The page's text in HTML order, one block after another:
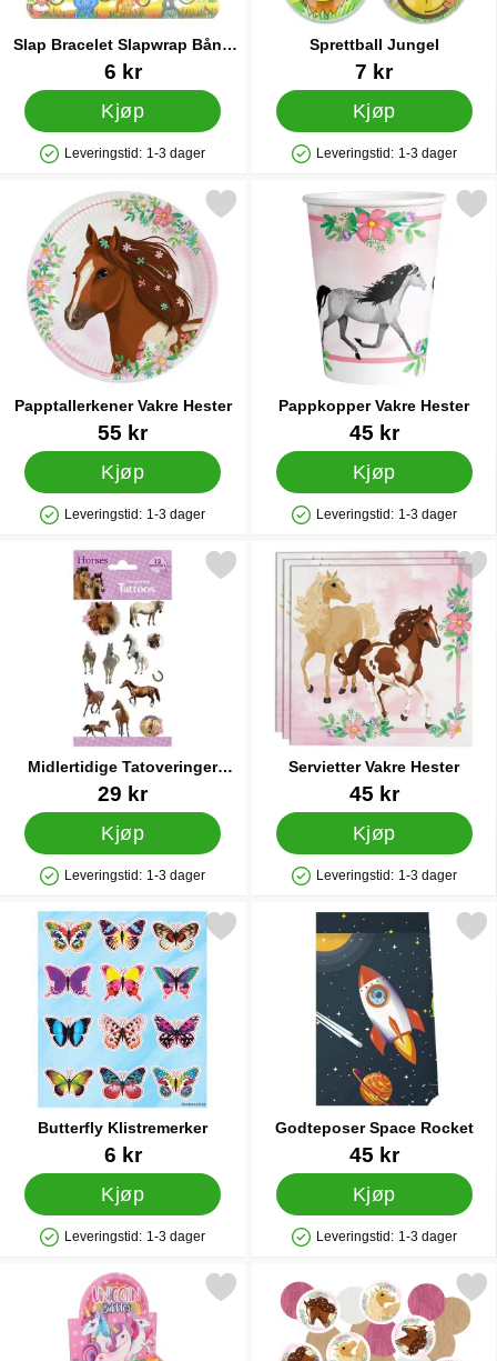
Slap Bracelet Slapwrap Bånd
Jungeldyr
Varenummer 38234
6 kr
Kjøp
Produkttilgjengelighet: På lager
Leveringstid: 1-3 dager
Sprettball Jungel
Varenummer 44253
7 kr
Kjøp
Produkttilgjengelighet: På lager
Leveringstid: 1-3 dager
Papptallerkener Vakre Hester
Varenummer 29680
55 kr
Kjøp
Produkttilgjengelighet: På lager
Leveringstid: 1-3 dager
Merk papptallerkener Vakre Hester som favoritt
Pappkopper Vakre Hester
Varenummer 29681
45 kr
Kjøp
Produkttilgjengelighet: På lager
Leveringstid: 1-3 dager
Merk pappkopper Vakre
Midlertidige Tatoveringer
Hester
Varenummer 26265
29 kr
Kjøp
Produkttilgjengelighet: På lager
Leveringstid: 1-3 dager
Merk midlertidige Tatoveringer Hester som favoritt
Servietter Vakre Hester
Varenummer 29682
45 kr
Kjøp
Produkttilgjengelighet: På lager
Leveringstid: 1-3 dager
Merk servietter Vakre
Butterfly Klistremerker
Varenummer 35803
6 kr
Kjøp
Produkttilgjengelighet: På lager
Leveringstid: 1-3 dager
Merk butterfly Klistremerker som favoritt
Godteposer Space Rocket
Varenummer 42266
45 kr
Kjøp
Produkttilgjengelighet: På lager
Leveringstid: 1-3 dager
Merk godteposer Space
Merk såpebobler Enhjørning 50 ml som favoritt
Merk konfetti Vakre